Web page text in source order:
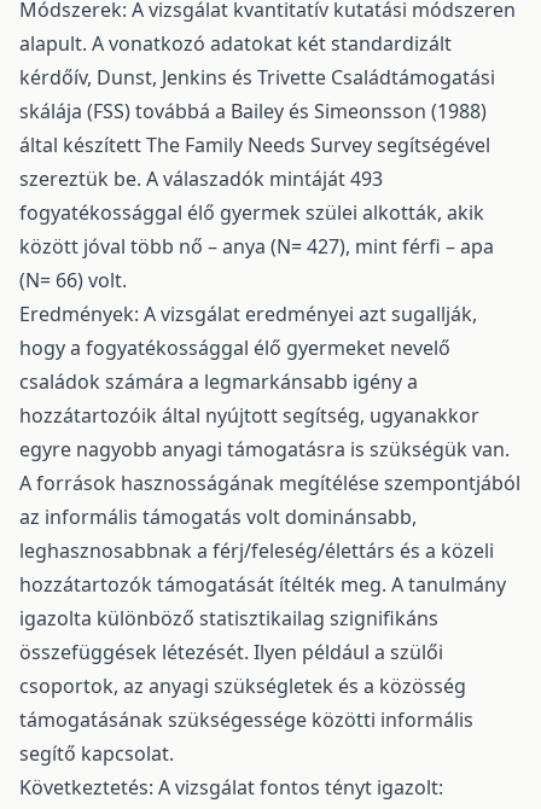
Módszerek: A vizsgálat kvantitatív kutatási módszeren
alapult. A vonatkozó adatokat két standardizált
kérdőív, Dunst, Jenkins és Trivette Családtámogatási
skálája (FSS) továbbá a Bailey és Simeonsson (1988)
által készített The Family Needs Survey segítségével
szereztük be. A válaszadók mintáját 493
fogyatékossággal élő gyermek szülei alkották, akik
között jóval több nő – anya (N= 427), mint férfi – apa
(N= 66) volt.
Eredmények: A vizsgálat eredményei azt sugallják,
hogy a fogyatékossággal élő gyermeket nevelő
családok számára a legmarkánsabb igény a
hozzátartozóik által nyújtott segítség, ugyanakkor
egyre nagyobb anyagi támogatásra is szükségük van.
A források hasznosságának megítélése szempontjából
az informális támogatás volt dominánsabb,
leghasznosabbnak a férj/feleség/élettárs és a közeli
hozzátartozók támogatását ítélték meg. A tanulmány
igazolta különböző statisztikailag szignifikáns
összefüggések létezését. Ilyen például a szülői
csoportok, az anyagi szükségletek és a közösség
támogatásának szükségessége közötti informális
segítő kapcsolat.
Következtetés: A vizsgálat fontos tényt igazolt: